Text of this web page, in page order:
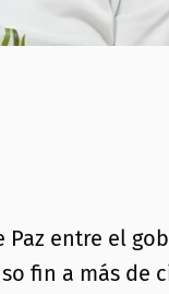
entre el
fin a más